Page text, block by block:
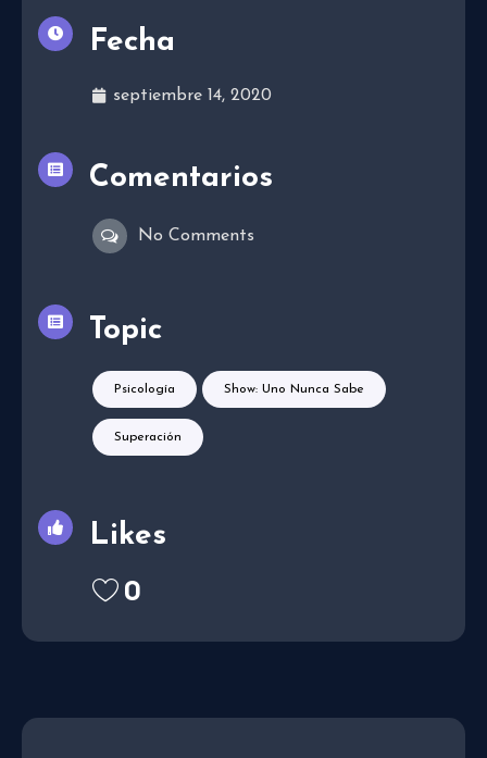
Fecha
septiembre 14, 2020
Comentarios
No Comments
Topic
Psicología Show: Uno Nunca Sabe
Superación
Likes
0